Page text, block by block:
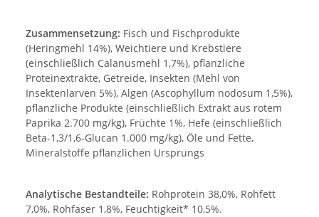
Zusammensetzung: Fisch und Fischprodukte
(Heringmehl 14%), Weichtiere und Krebstiere
(einschließlich Calanusmehl 1,7%), pflanzliche
Proteinextrakte, Getreide, Insekten (Mehl von
Insektenlarven 5%), Algen (Ascophyllum nodosum 1,5%),
pflanzliche Produkte (einschließlich Extrakt aus rotem
Paprika 2.700 mg/kg), Früchte 1%, Hefe (einschließlich
Beta-1,3/1,6-Glucan 1.000 mg/kg), Öle und Fette,
Mineralstoffe pflanzlichen Ursprungs
Analytische Bestandteile: Rohprotein 38,0%, Rohfett
7,0%, Rohfaser 1,8%, Feuchtigkeit* 10,5%.